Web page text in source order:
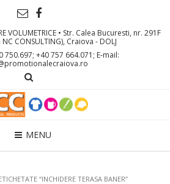
VOLUMETRICE • Str. Calea Bucuresti, nr. 291F
CONSULTING), Craiova - DOLJ
750.697; +40 757 664.071; E-mail:
MENU
“INCHIDERE TERASA BANER”